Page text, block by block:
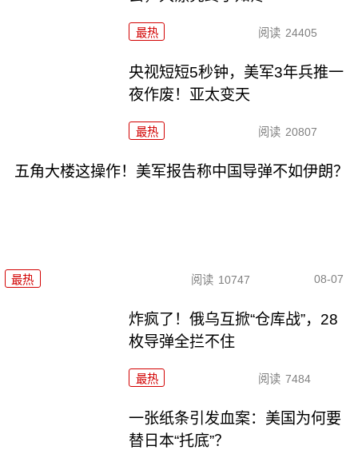
最热 阅读 24405
央视短短5秒钟，美军3年兵推一
夜作废！亚太变天
最热 阅读 20807
五角大楼这操作！美军报告称中国导弹不如伊朗？
最热 阅读 10747 08-07
炸疯了！俄乌互掀“仓库战”，28
枚导弹全拦不住
最热 阅读 7484
一张纸条引发血案：美国为何要
替日本“托底”？